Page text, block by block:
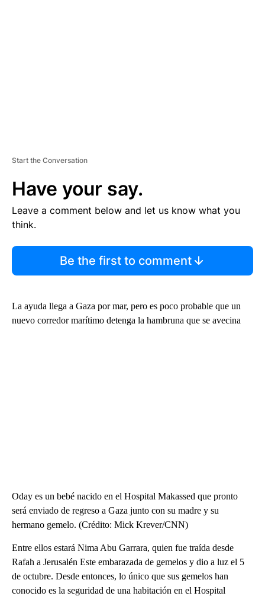
Start the Conversation
Have your say.
Leave a comment below and let us know what you
think.
Be the first to comment
La ayuda llega a Gaza por mar, pero es poco probable que un
nuevo corredor marítimo detenga la hambruna que se avecina
Oday es un bebé nacido en el Hospital Makassed que pronto
será enviado de regreso a Gaza junto con su madre y su
hermano gemelo. (Crédito: Mick Krever/CNN)
Entre ellos estará Nima Abu Garrara, quien fue traída desde
Rafah a Jerusalén Este embarazada de gemelos y dio a luz el 5
de octubre. Desde entonces, lo único que sus gemelos han
conocido es la seguridad de una habitación en el Hospital